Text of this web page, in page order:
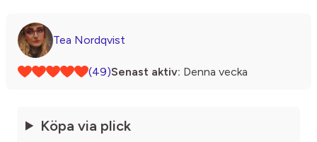
Tea Nordqvist
(49)Senast aktiv: Denna vecka
Köpa via plick